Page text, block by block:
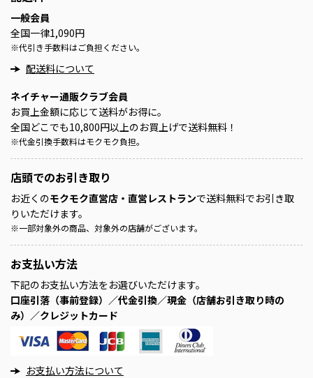
一般会員
全国一律1,090円
※代引き手数料はご負担ください。
配送料について
ネイチャー通販クラブ会員
お買上金額に応じて送料がお得に。
全国どこでも10,800円以上のお買上げで送料無料！
※代金引換手数料はモクモク負担。
店頭でのお引き取り
お近くのモクモク直営店・直営レストランで送料無料でお引き取
りいただけます。
※一部対象外の商品、対象外の店舗がございます。
お支払い方法
下記のお支払い方法をお選びいただけます。
口座引落（事前登録）／代金引換／現金（店舗お引き取り時の
み）／クレジットカード
お支払い方法について